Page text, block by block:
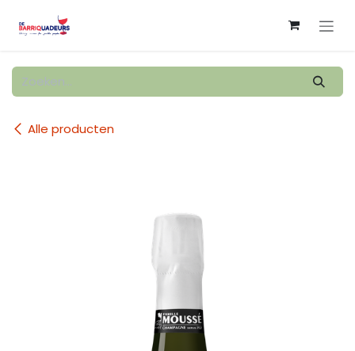
Alle producten